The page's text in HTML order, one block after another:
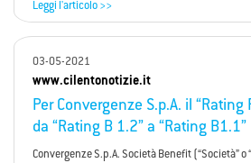
Leggi l'articolo >>
03-05-2021
www.cilentonotizie.it
Per Convergenze S.p.A. il “Rating
da “Rating B 1.2” a “Rating B1.1”
Convergenze S.p.A. Società Benefit (“Società” o